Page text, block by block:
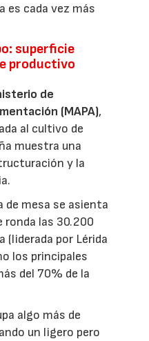
es cada vez más
superficie
productivo
de
(MAPA),
al cultivo de
muestra una
y la
de mesa se asienta
ronda las 30.200
(liderada por Lérida
los principales
del 70% de la
algo más de
un ligero pero